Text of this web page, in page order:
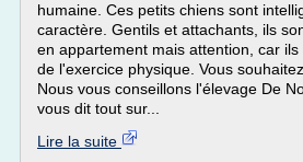
humaine. Ces petits chiens sont
caractère. Gentils et attachants, ils
en appartement mais attention, car
de l'exercice physique. Vous
Nous vous conseillons l'élevage De
vous dit tout sur...
Lire la suite